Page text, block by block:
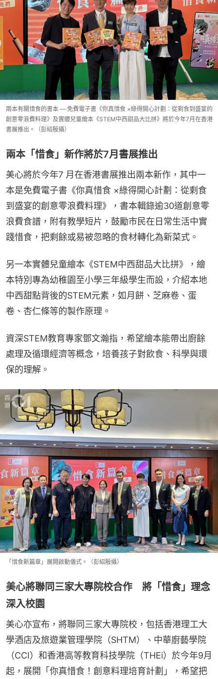
兩本有關惜食的書本 — 免費電子書《你真惜食 ×綠得開心計劃：從剩食到盛宴的
創意零浪費料理》及實體兒童繪本《STEM中西甜品大比拼》將於今年7月在香港
書展推出。（彭紹殷攝）
兩本「惜食」新作將於7月書展推出
美心將於今年7 月在香港書展推出兩本新作，其中一
本是免費電子書《你真惜食 ×綠得開心計劃：從剩食
到盛宴的創意零浪費料理》，書本輯錄逾30道創意零
浪費食譜，附有教學短片，鼓勵市民在日常生活中實
踐惜食，把剩餘或易被忽略的食材轉化為新菜式。
另一本實體兒童繪本《STEM中西甜品大比拼》，繪
本特別專為幼稚園至小學三年級學生而設，介紹本地
中西甜點背後的STEM元素，如月餅、芝麻卷、蛋
卷、杏仁條等的製作原理。
資深STEM教育專家鄧文瀚指，希望繪本能帶出廚餘
處理及循環經濟等概念，培養孩子對飲食、科學與環
保的理解。
「惜食新篇章」展開啟動儀式。（彭紹殷攝）
美心將聯同三家大專院校合作 將「惜食」理念
深入校園
美心亦宣布，將聯同三家大專院校，包括香港理工大
學酒店及旅遊業管理學院（SHTM）、中華廚藝學院
（CCI）和香港高等教育科技學院（THEi）於今年9月
起，展開「你真惜食！創意料理培育計劃」，希望把